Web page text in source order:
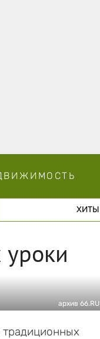
ХИТЫ
архив 66.RU